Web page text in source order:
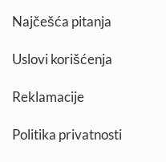
Najčešća pitanja
Uslovi korišćenja
Reklamacije
Politika privatnosti